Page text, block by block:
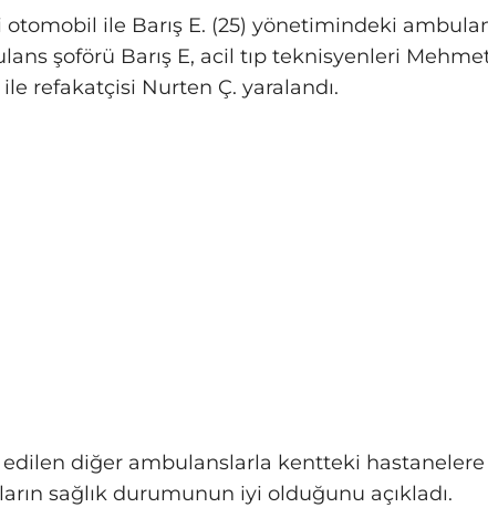
ile Barış E. (25) yönetimindeki
şoförü Barış E, acil tıp teknisyenleri
refakatçisi Nurten Ç. yaralandı.
edilen diğer ambulanslarla kentteki hastanelere
sağlık durumunun iyi olduğunu açıkladı.